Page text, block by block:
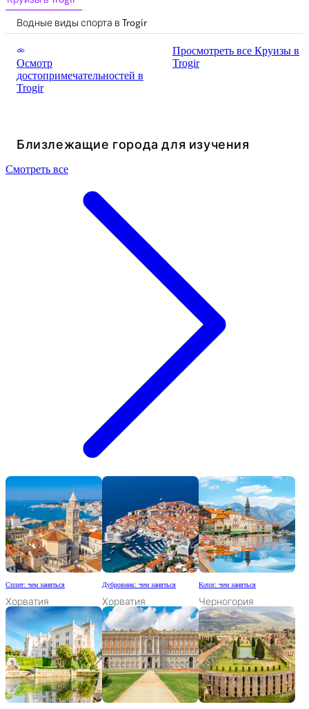
Водные виды спорта в Trogir
Осмотр
достопримечательностей в
Trogir
Просмотреть все Круизы в
Trogir
Близлежащие города для изучения
Смотреть все
Сплит: чем заняться
Хорватия
Дубровник: чем заняться
Хорватия
Kotor: чем заняться
Черногория